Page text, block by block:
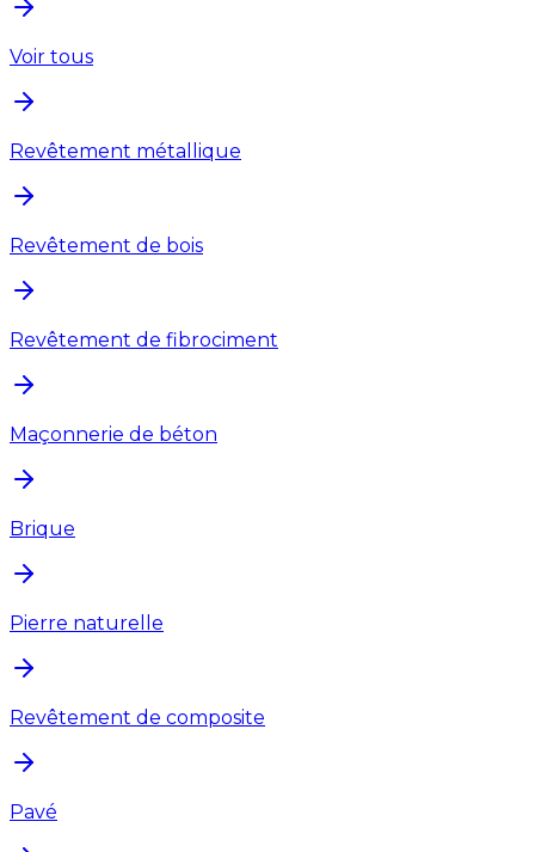
Voir tous
Revêtement métallique
Revêtement de bois
Revêtement de fibrociment
Maçonnerie de béton
Brique
Pierre naturelle
Revêtement de composite
Pavé